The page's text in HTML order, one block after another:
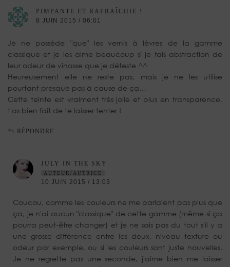
PIMPANTE ET RAFRAÎCHIE !
8 JUIN 2015 / 06:01
Je ne possède "que" les vernis à lèvres de la gamme
classique et je les aime beaucoup si je fais abstraction de
leur odeur de vinasse que je déteste ^^
Heureusement elle ne reste pas, mais je ne les utilise
pourtant presque pas à cause de ça…
Cette teinte est vraiment très jolie et plus en transparence,
t'as bien fait de te laisser tenter !
RÉPONDRE
JULY IN THE SKY
AUTEUR/AUTRICE
10 JUIN 2015 / 13:03
Coucou, comme les couleurs ne me parlaient pas plus que
ça, je n'ai aucun "classique" de cette gamme (même si ça
pourra peut-être changer) et je ne sais pas du tout s'il y a
une grosse différence entre les deux, niveau texture ou
odeur par exemple, ou si les couleurs sont juste nouvelles.
Je ne regrette pas une seconde, j'aime bien me laisser